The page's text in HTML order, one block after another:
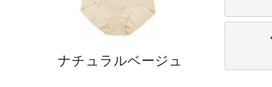
ナチュラルベージュ